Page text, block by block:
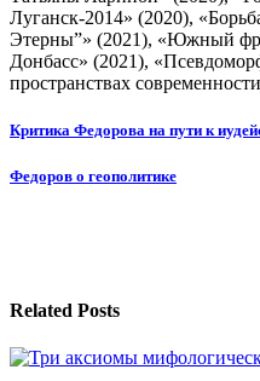
Луганск-2014» (2020),
Этерны”» (2021), «Южный
Донбасс» (2021),
пространствах
Навигация
по
Критика Федорова на пути к
Федоров о геополитике
Related Posts